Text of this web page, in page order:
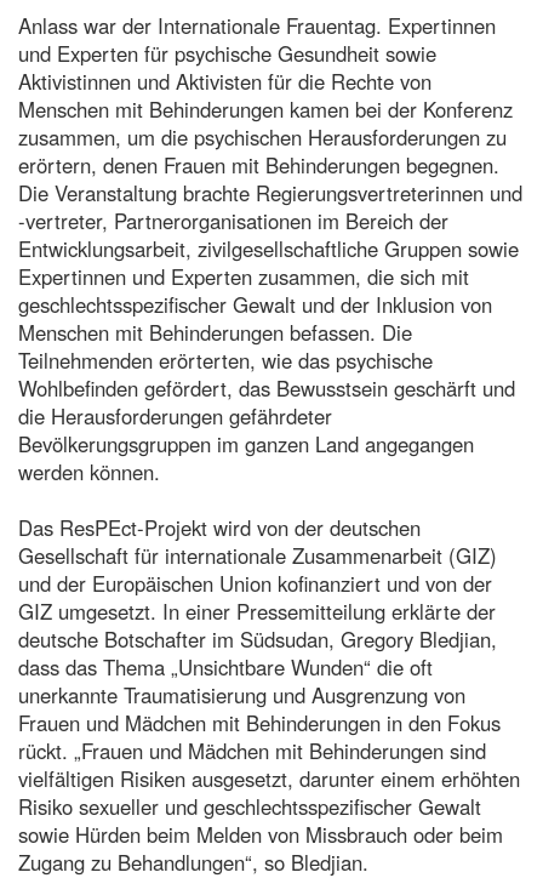
Anlass war der Internationale Frauentag. Expertinnen
und Experten für psychische Gesundheit sowie
Aktivistinnen und Aktivisten für die Rechte von
Menschen mit Behinderungen kamen bei der Konferenz
zusammen, um die psychischen Herausforderungen zu
erörtern, denen Frauen mit Behinderungen begegnen.
Die Veranstaltung brachte Regierungsvertreterinnen und
-vertreter, Partnerorganisationen im Bereich der
Entwicklungsarbeit, zivilgesellschaftliche Gruppen sowie
Expertinnen und Experten zusammen, die sich mit
geschlechtsspezifischer Gewalt und der Inklusion von
Menschen mit Behinderungen befassen. Die
Teilnehmenden erörterten, wie das psychische
Wohlbefinden gefördert, das Bewusstsein geschärft und
die Herausforderungen gefährdeter
Bevölkerungsgruppen im ganzen Land angegangen
werden können.
Das ResPEct-Projekt wird von der deutschen
Gesellschaft für internationale Zusammenarbeit (GIZ)
und der Europäischen Union kofinanziert und von der
GIZ umgesetzt. In einer Pressemitteilung erklärte der
deutsche Botschafter im Südsudan, Gregory Bledjian,
dass das Thema „Unsichtbare Wunden“ die oft
unerkannte Traumatisierung und Ausgrenzung von
Frauen und Mädchen mit Behinderungen in den Fokus
rückt. „Frauen und Mädchen mit Behinderungen sind
vielfältigen Risiken ausgesetzt, darunter einem erhöhten
Risiko sexueller und geschlechtsspezifischer Gewalt
sowie Hürden beim Melden von Missbrauch oder beim
Zugang zu Behandlungen“, so Bledjian.